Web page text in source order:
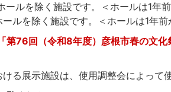
ルを除く施設です。＜ホールは1年
ルを除く施設です。＜ホールは1年前
第76回（令和8年度）彦根市春の文
る展示施設は、使用調整会によって